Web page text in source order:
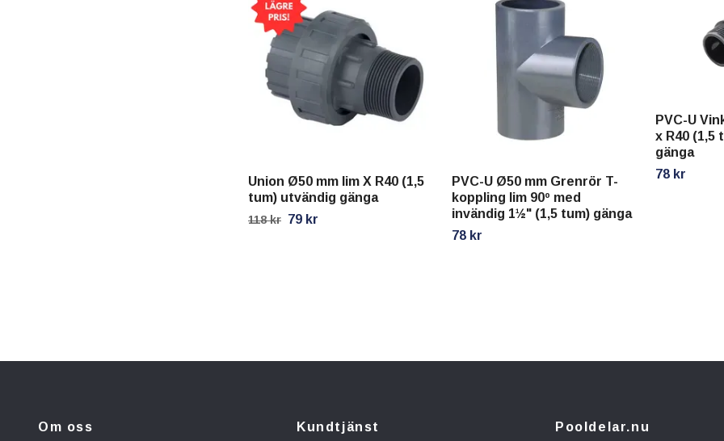
Union Ø50 mm lim X R40 (1,5
tum) utvändig gänga
118 kr 79 kr
PVC-U Ø50 mm Grenrör T-
koppling lim 90º med
invändig 1½" (1,5 tum) gänga
78 kr
PVC-U
x R40 (1,5
gänga
78 kr
Om oss Kundtjänst Pooldelar.nu